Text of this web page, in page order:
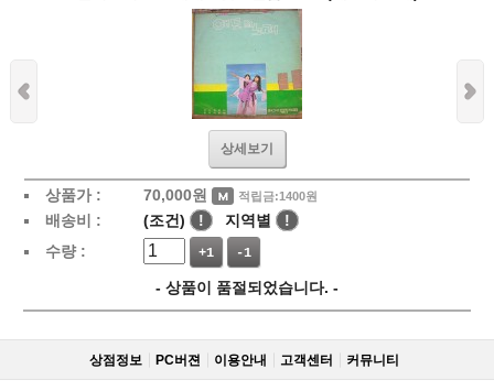
상세보기
상품가 : 70,000원 적립금:1400원
배송비 : (조건) ! 지역별
!
수량 :
+1 -1
- 상품이 품절되었습니다. -
상점정보 PC버젼 이용안내 고객센터 커뮤니티